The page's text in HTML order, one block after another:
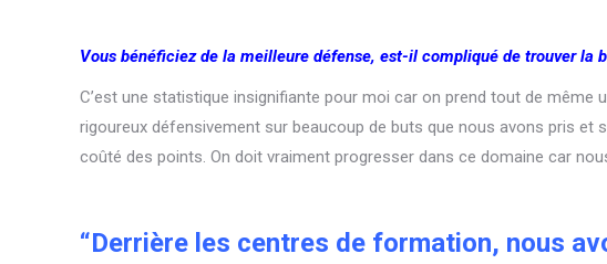
Vous bénéficiez de la meilleure défense, est-il compliqué de trouver la
C’est une statistique insignifiante pour moi car on prend tout de même
rigoureux défensivement sur beaucoup de buts que nous avons pris et
coûté des points. On doit vraiment progresser dans ce domaine car
“Derrière les centres de formation, nous